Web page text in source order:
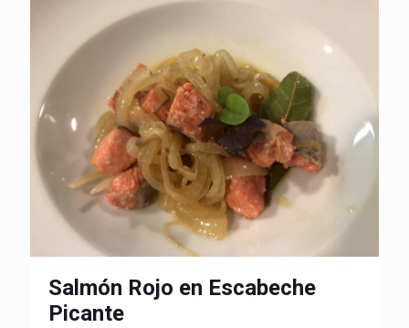
Salmón Rojo en Escabeche
Picante